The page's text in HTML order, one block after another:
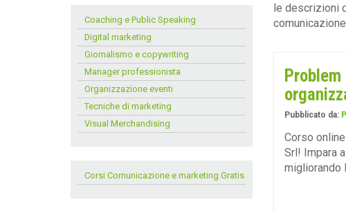
Coaching e Public Speaking
Digital marketing
Giornalismo e copywriting
Manager professionista
Organizzazione eventi
Tecniche di marketing
Visual Merchandising
Corsi Comunicazione e marketing Gratis
le descrizioni
Pubblicato da:
Corso
Srl! Impara
migliorando